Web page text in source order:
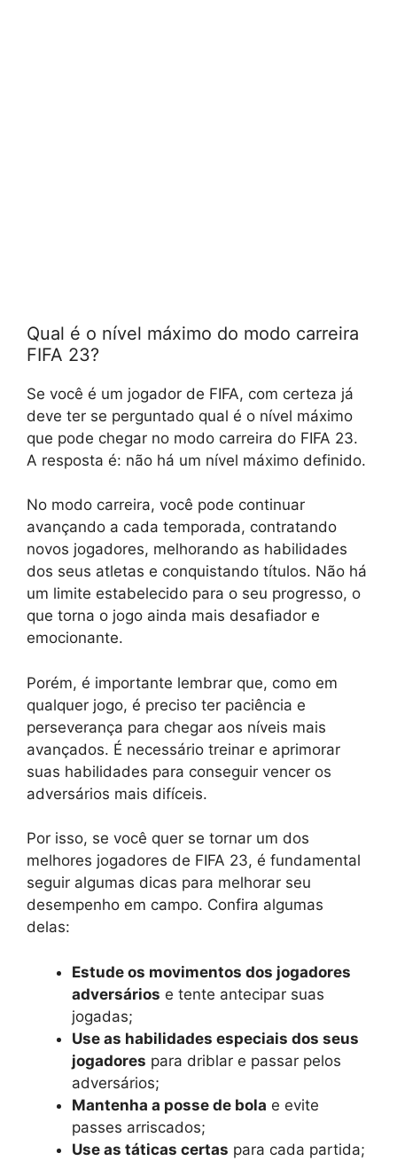
Qual é o nível máximo do modo carreira
FIFA 23?
Se você é um jogador de FIFA, com certeza já
deve ter se perguntado qual é o nível máximo
que pode chegar no modo carreira do FIFA 23.
A resposta é: não há um nível máximo definido.
No modo carreira, você pode continuar
avançando a cada temporada, contratando
novos jogadores, melhorando as habilidades
dos seus atletas e conquistando títulos. Não há
um limite estabelecido para o seu progresso, o
que torna o jogo ainda mais desafiador e
emocionante.
Porém, é importante lembrar que, como em
qualquer jogo, é preciso ter paciência e
perseverança para chegar aos níveis mais
avançados. É necessário treinar e aprimorar
suas habilidades para conseguir vencer os
adversários mais difíceis.
Por isso, se você quer se tornar um dos
melhores jogadores de FIFA 23, é fundamental
seguir algumas dicas para melhorar seu
desempenho em campo. Confira algumas
delas:
Estude os movimentos dos jogadores
adversários e tente antecipar suas
jogadas;
Use as habilidades especiais dos seus
jogadores para driblar e passar pelos
adversários;
Mantenha a posse de bola e evite
passes arriscados;
Use as táticas certas para cada partida;